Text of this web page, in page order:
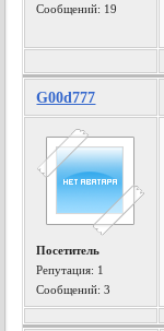
Сообщений: 19
G00d777
Посетитель
Репутация: 1
Сообщений: 3